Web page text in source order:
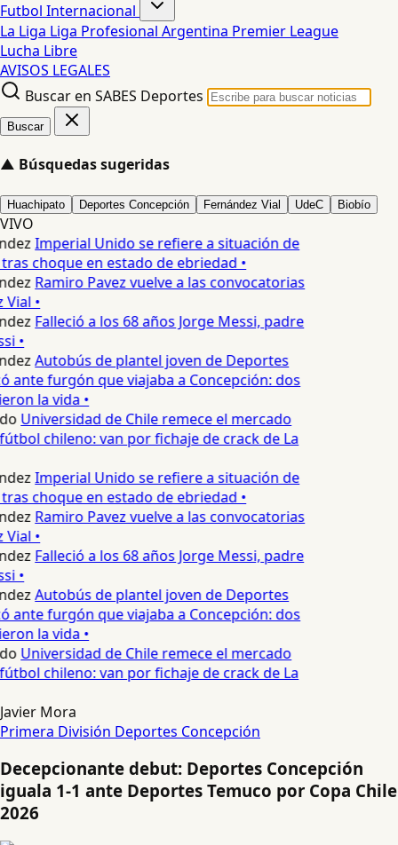
Futbol Internacional
La Liga Liga Profesional Argentina Premier League
Lucha Libre
AVISOS LEGALES
Buscar en SABES Deportes
Buscar
▲ Búsquedas sugeridas
Huachipato Deportes Concepción Fernández Vial UdeC Biobío
VIVO
Imperial Unido se refiere a situación de
choque en estado de ebriedad •
Ramiro Pavez vuelve a las convocatorias
•
Falleció a los 68 años Jorge Messi, padre
•
Autobús de plantel joven de Deportes
ante furgón que viajaba a Concepción: dos
la vida •
Universidad de Chile remece el mercado
chileno: van por fichaje de crack de La
Imperial Unido se refiere a situación de
choque en estado de ebriedad •
Ramiro Pavez vuelve a las convocatorias
•
Falleció a los 68 años Jorge Messi, padre
•
Autobús de plantel joven de Deportes
ante furgón que viajaba a Concepción: dos
la vida •
Universidad de Chile remece el mercado
chileno: van por fichaje de crack de La
Javier Mora
Primera División Deportes Concepción
Decepcionante debut: Deportes Concepción
iguala 1-1 ante Deportes Temuco por Copa Chile
2026